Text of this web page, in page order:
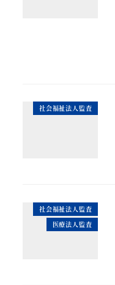
社会福祉法人監査
社会福祉法人監査
医療法人監査